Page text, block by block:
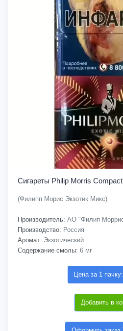
Сигареты Philip Morris
(Филипп Морис Экзотик Микс)
Производитель: АО "Филип
Производство: Россия
Аромат: Экзотический
Содержание смолы: 6 мг
Цена за 1
Добавить в